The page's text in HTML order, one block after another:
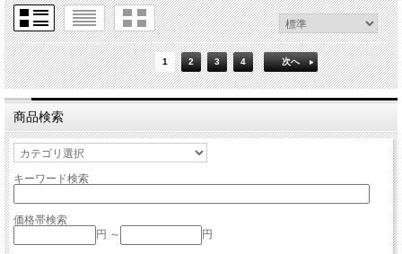
1 2 3 4 次へ
商品検索
キーワード検索
価格帯検索
円 ～
円